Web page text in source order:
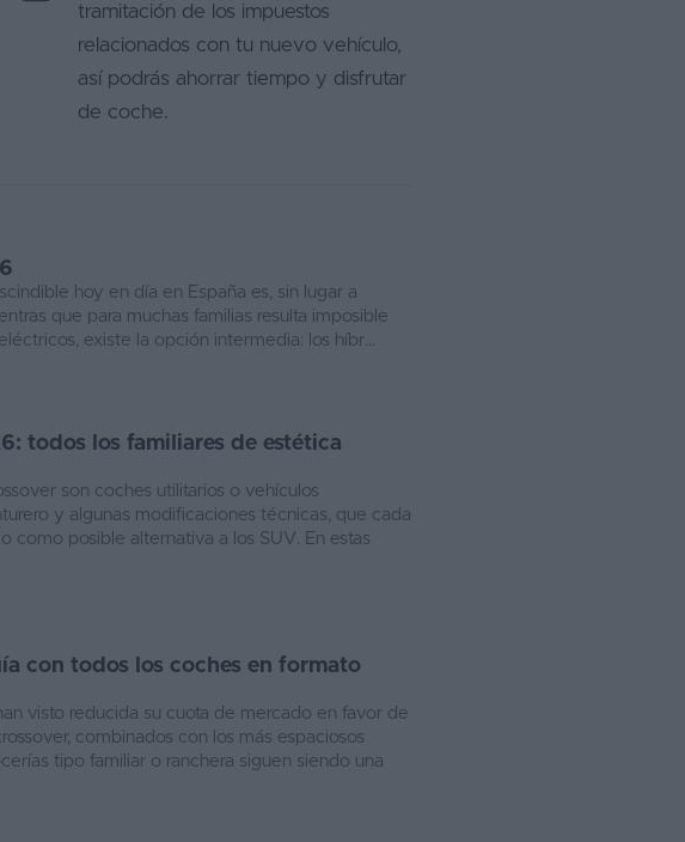
tramitación de los impuestos
relacionados con tu nuevo vehículo,
así podrás ahorrar tiempo y disfrutar
de coche.
hoy en día en España es, sin lugar a
que para muchas familias resulta imposible
existe la opción intermedia: los híbr...
todos los familiares de estética
son coches utilitarios o vehículos
y algunas modificaciones técnicas, que cada
como posible alternativa a los SUV. En estas
con todos los coches en formato
visto reducida su cuota de mercado en favor de
combinados con los más espaciosos
tipo familiar o ranchera siguen siendo una